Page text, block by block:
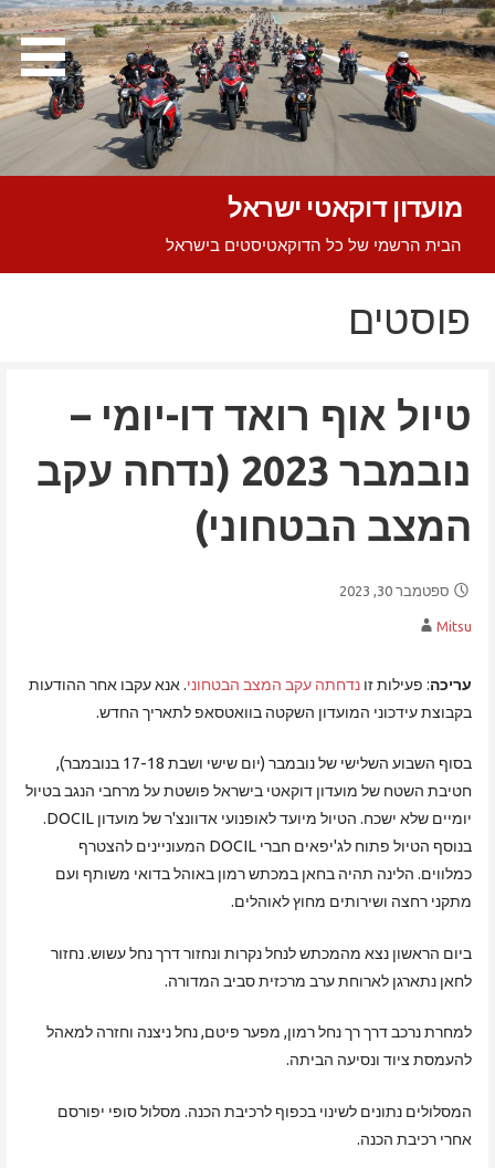
Skip
to
content
מועדון דוקאטי ישראל
הבית הרשמי של כל הדוקאטיסטים בישראל
פוסטים
טיול אוף רואד דו-יומי –
נובמבר 2023 (נדחה עקב
המצב הבטחוני)
ספטמבר 30, 2023
Mitsu
עריכה: פעילות זו נדחתה עקב המצב הבטחוני. אנא עקבו אחר ההודעות
בקבוצת עידכוני המועדון השקטה בוואטסאפ לתאריך החדש.
בסוף השבוע השלישי של נובמבר (יום שישי ושבת 17-18 בנובמבר),
חטיבת השטח של מועדון דוקאטי בישראל פושטת על מרחבי הנגב בטיול
יומיים שלא ישכח. הטיול מיועד לאופנועי אדוונצ'ר של מועדון DOCIL.
בנוסף הטיול פתוח לג'יפאים חברי DOCIL המעוניינים להצטרף
כמלווים. הלינה תהיה בחאן במכתש רמון באוהל בדואי משותף ועם
מתקני רחצה ושירותים מחוץ לאוהלים.
ביום הראשון נצא מהמכתש לנחל נקרות ונחזור דרך נחל עשוש. נחזור
לחאן נתארגן לארוחת ערב מרכזית סביב המדורה.
למחרת נרכב דרך רך נחל רמון, מפער פיטם, נחל ניצנה וחזרה למאהל
להעמסת ציוד ונסיעה הביתה.
המסלולים נתונים לשינוי בכפוף לרכיבת הכנה. מסלול סופי יפורסם
אחרי רכיבת הכנה.